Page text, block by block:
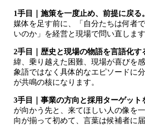
1手目｜施策を一度止め、前提に戻る。
媒体を足す前に、「自分たちは何者
いのか」を経営と現場で問い直します
2手目｜歴史と現場の物語を言語化す
緯、乗り越えた困難、現場が喜びを
象語ではなく具体的なエピソードに
が共鳴の核になります。
3手目｜事業の方向と採用ターゲット
が向かう先と、来てほしい人の像を
向が揃って初めて、言葉は候補者に届